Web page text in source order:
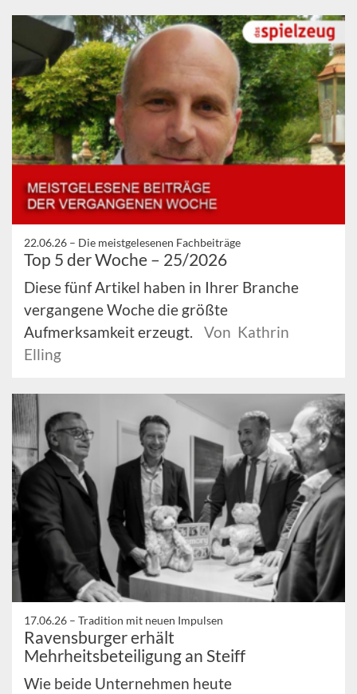
22.06.26 – Die meistgelesenen Fachbeiträge
Top 5 der Woche – 25/2026
Diese fünf Artikel haben in Ihrer Branche
vergangene Woche die größte
Aufmerksamkeit erzeugt.
Von Kathrin
Elling
17.06.26 – Tradition mit neuen Impulsen
Ravensburger erhält
Mehrheitsbeteiligung an Steiff
Wie beide Unternehmen heute